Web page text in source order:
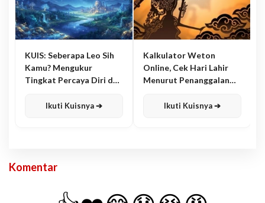
KUIS: Seberapa Leo Sih
Kamu? Mengukur
Tingkat Percaya Diri dan
Ikuti Kuisnya ➔
Kalkulator Weton
Online, Cek Hari Lahir
Menurut Penanggalan
Ikuti Kuisnya ➔
Komentar